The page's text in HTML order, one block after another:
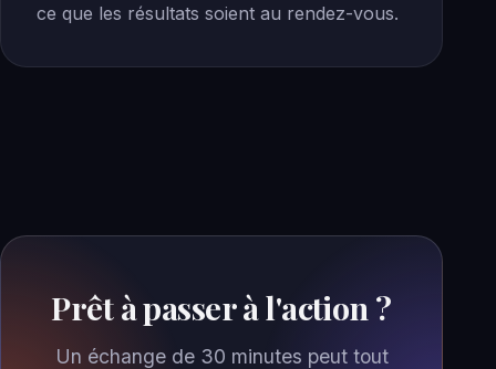
ce que les résultats soient au rendez-vous.
Prêt à passer à l'action ?
Un échange de 30 minutes peut tout